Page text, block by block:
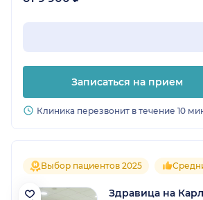
Записаться на прием
Клиника перезвонит в течение 10
Выбор пациентов 2025
Здравица на